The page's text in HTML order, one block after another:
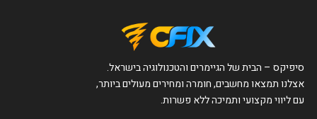
סיפיקס – הבית של הגיימרים והטכנולוגיה בישראל.
אצלנו תמצאו מחשבים, חומרה ומחירים מעולים ביותר,
עם ליווי מקצועי ותמיכה ללא פשרות.